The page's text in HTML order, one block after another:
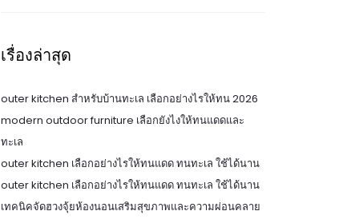
เรื่องล่าสุด
outer kitchen สำหรับบ้านทะเล เลือกอย่างไรให้ทน 2026
modern outdoor furniture เลือกยังไงให้ทนแดดและ
ทะเล
outer kitchen เลือกอย่างไรให้ทนแดด ทนทะเล ใช้ได้นาน
outer kitchen เลือกอย่างไรให้ทนแดด ทนทะเล ใช้ได้นาน
เทคนิคจัดฮวงจุ้ยห้องนอนเสริมสุขภาพและความผ่อนคลาย